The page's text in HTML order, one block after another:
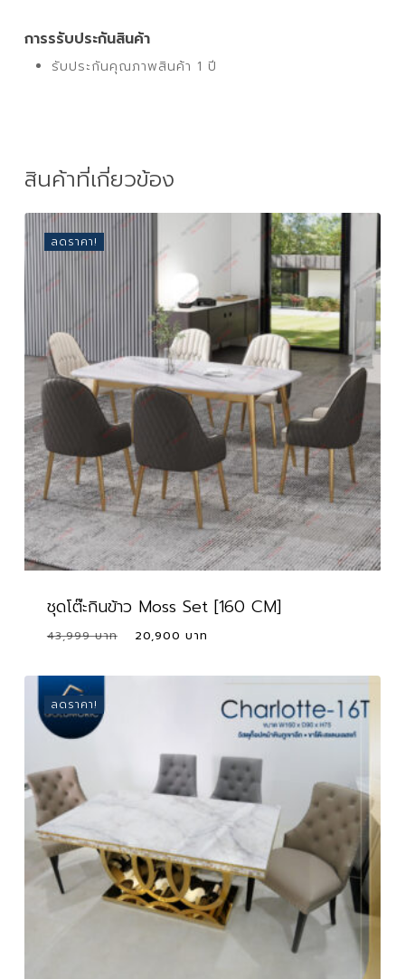
การรรับประกันสินค้า
รับประกันคุณภาพสินค้า 1 ปี
สินค้าที่เกี่ยวข้อง
ลดราคา!
ชุดโต๊ะกินข้าว Moss Set [160 CM]
43,999
Original
was:
20,900
is:
ลดราคา!